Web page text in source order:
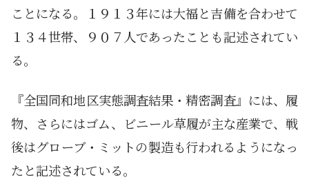
ことになる。１９１３年には大福と吉備を合わせて
１３４世帯、９０７人であったことも記述されてい
る。
『全国同和地区実態調査結果・精密調査』には、履
物、さらにはゴム、ビニール草履が主な産業で、戦
後はグローブ・ミットの製造も行われるようになっ
たと記述されている。